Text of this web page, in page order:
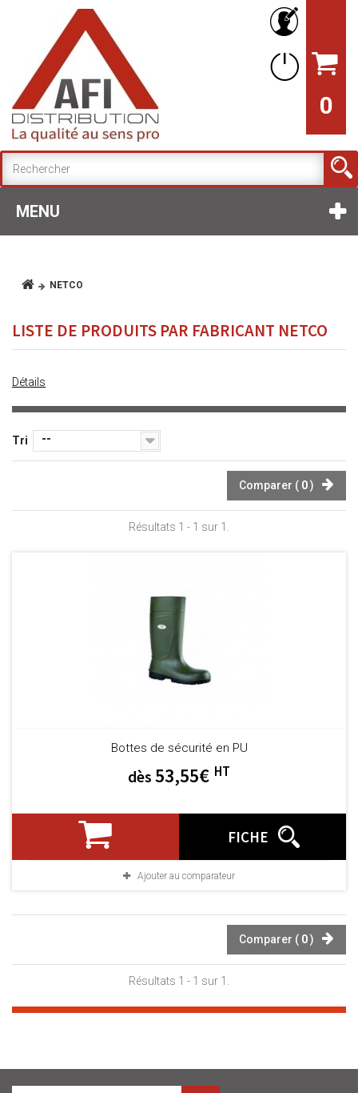
0
MENU
NETCO
LISTE DE PRODUITS PAR FABRICANT NETCO
Détails
Tri --
Comparer ( 0)
Résultats 1 - 1 sur 1.
Bottes de sécurité en PU
dès 53,55€ HT
FICHE
Ajouter au comparateur
Comparer ( 0)
Résultats 1 - 1 sur 1.